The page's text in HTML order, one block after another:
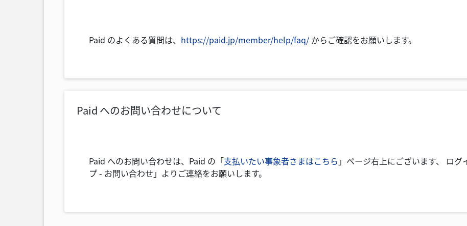
Paid のよくある質問は、 https://paid.jp/member/help/faq/ からご確認をお願いします。
Paid へのお問い合わせについて
Paid へのお問い合わせは、Paid の「支払いたい事象者さまはこちら 」ページ右上にございます、 ロ
プ - お問い合わせ」よりご連絡をお願いします。